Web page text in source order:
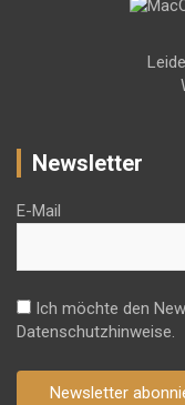
Newsletter
E-Mail
Ich möchte den
Datenschutzhinweise.
Newsletter